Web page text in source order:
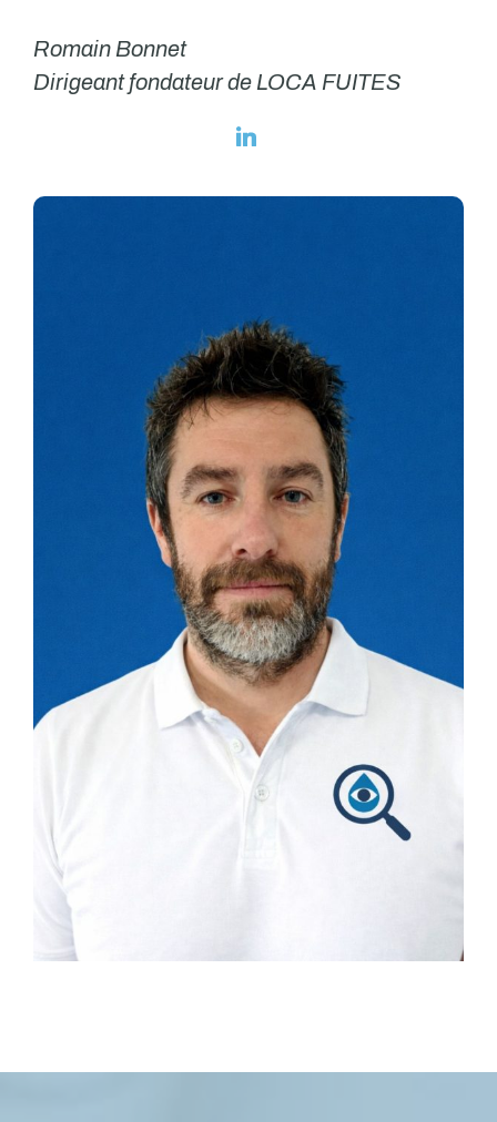
Romain Bonnet
Dirigeant fondateur de LOCA FUITES